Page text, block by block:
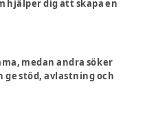
hjälper dig att skapa en
medan andra söker
stöd, avlastning och